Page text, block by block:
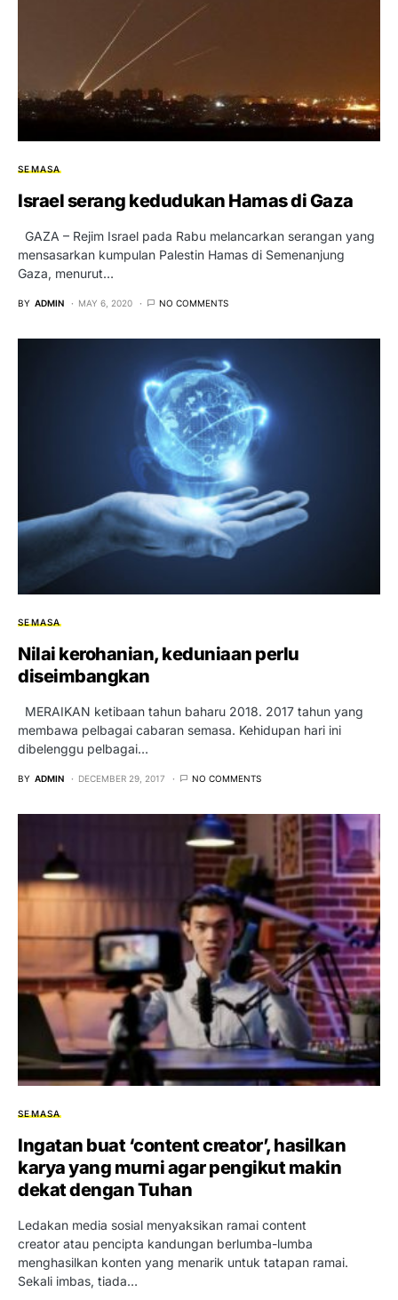
SEMASA
Israel serang kedudukan Hamas di Gaza
GAZA – Rejim Israel pada Rabu melancarkan serangan yang
mensasarkan kumpulan Palestin Hamas di Semenanjung
Gaza, menurut…
BY ADMIN MAY 6, 2020 NO COMMENTS
SEMASA
Nilai kerohanian, keduniaan perlu
diseimbangkan
MERAIKAN ketibaan tahun baharu 2018. 2017 tahun yang
membawa pelbagai cabaran semasa. Kehidupan hari ini
dibelenggu pelbagai…
BY ADMIN DECEMBER 29, 2017 NO COMMENTS
SEMASA
Ingatan buat ‘content creator’, hasilkan
karya yang murni agar pengikut makin
dekat dengan Tuhan
Ledakan media sosial menyaksikan ramai content
creator atau pencipta kandungan berlumba-lumba
menghasilkan konten yang menarik untuk tatapan ramai.
Sekali imbas, tiada…